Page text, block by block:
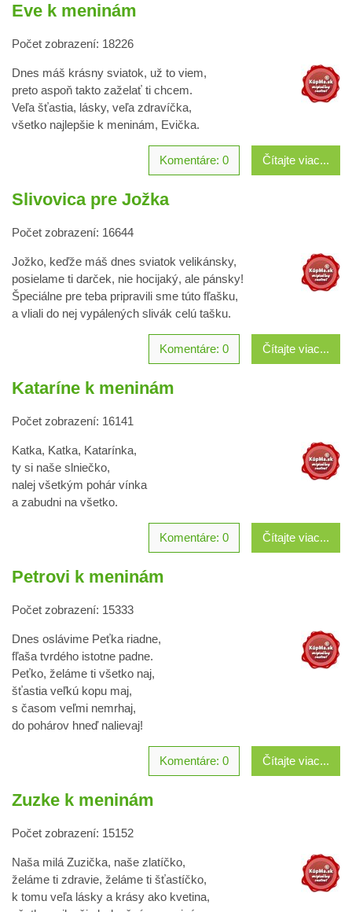
Eve k meninám
Počet zobrazení: 18226
Dnes máš krásny sviatok, už to viem,
preto aspoň takto zaželať ti chcem.
Veľa šťastia, lásky, veľa zdravíčka,
všetko najlepšie k meninám, Evička.
Čítajte viac...
Komentáre: 0
Slivovica pre Jožka
Počet zobrazení: 16644
Jožko, keďže máš dnes sviatok velikánsky,
posielame ti darček, nie hocijaký, ale pánsky!
Špeciálne pre teba pripravili sme túto fľašku,
a vliali do nej vypálených slivák celú tašku.
Čítajte viac...
Komentáre: 0
Kataríne k meninám
Počet zobrazení: 16141
Katka, Katka, Katarínka,
ty si naše slniečko,
nalej všetkým pohár vínka
a zabudni na všetko.
Čítajte viac...
Komentáre: 0
Petrovi k meninám
Počet zobrazení: 15333
Dnes oslávime Peťka riadne,
fľaša tvrdého istotne padne.
Peťko, želáme ti všetko naj,
šťastia veľkú kopu maj,
s časom veľmi nemrhaj,
do pohárov hneď nalievaj!
Čítajte viac...
Komentáre: 0
Zuzke k meninám
Počet zobrazení: 15152
Naša milá Zuzička, naše zlatíčko,
želáme ti zdravie, želáme ti šťastíčko,
k tomu veľa lásky a krásy ako kvetina,